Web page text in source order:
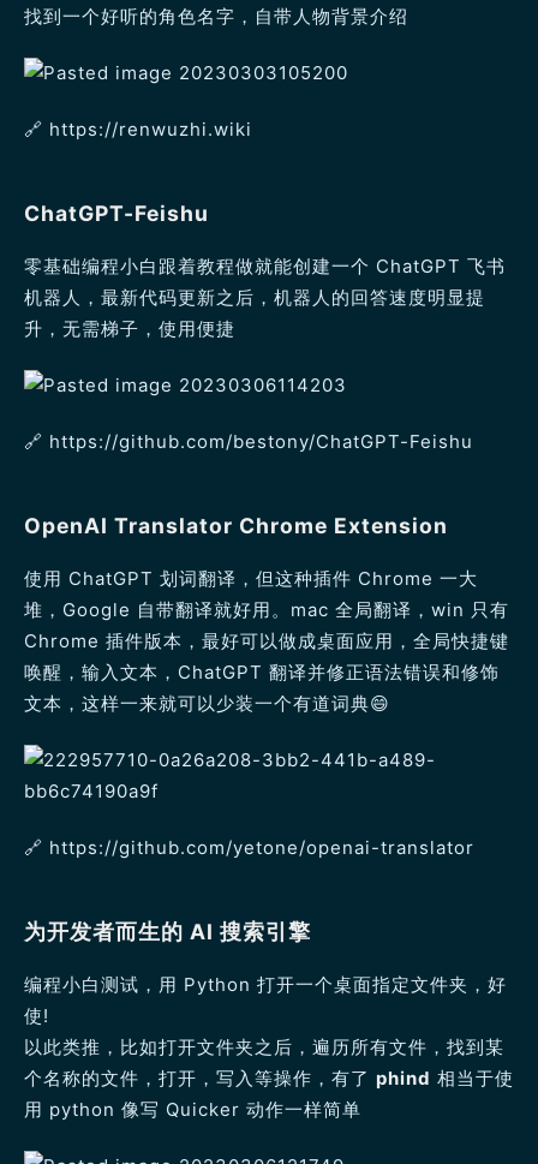
找到一个好听的角色名字，自带人物背景介绍
🔗️ https://renwuzhi.wiki
ChatGPT-Feishu
零基础编程小白跟着教程做就能创建一个 ChatGPT 飞书
机器人，最新代码更新之后，机器人的回答速度明显提
升，无需梯子，使用便捷
🔗️ https://github.com/bestony/ChatGPT-Feishu
OpenAI Translator Chrome Extension
使用 ChatGPT 划词翻译，但这种插件 Chrome 一大
堆，Google 自带翻译就好用。mac 全局翻译，win 只有
Chrome 插件版本，最好可以做成桌面应用，全局快捷键
唤醒，输入文本，ChatGPT 翻译并修正语法错误和修饰
文本，这样一来就可以少装一个有道词典😄️
🔗️ https://github.com/yetone/openai-translator
为开发者而生的 AI 搜索引擎
编程小白测试，用 Python 打开一个桌面指定文件夹，好
使!
以此类推，比如打开文件夹之后，遍历所有文件，找到某
个名称的文件，打开，写入等操作，有了 phind 相当于使
用 python 像写 Quicker 动作一样简单